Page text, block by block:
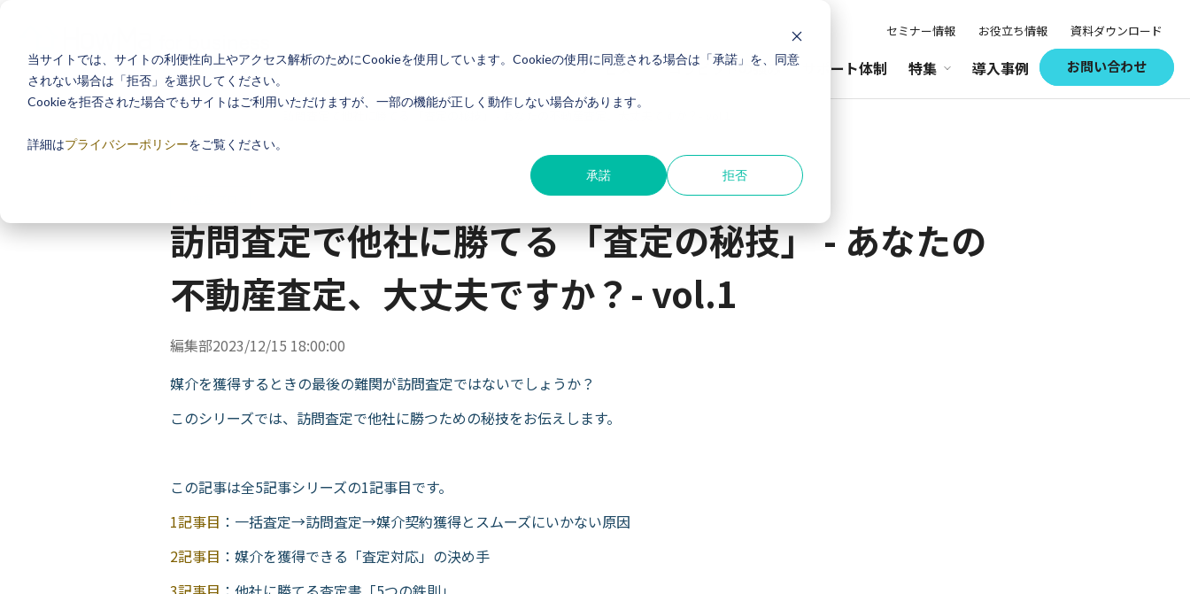
当サイトでは、サイトの利便性向上やアクセス解析のためにCookieを使用しています。Cookieの使用に同意される場合は「承諾」を、同意
されない場合は「拒否」を選択してください。
Cookieを拒否された場合でもサイトはご利用いただけますが、一部の機能が正しく動作しない場合があります。
詳細はプライバシーポリシーをご覧ください。
承諾 拒否
セミナー情報 お役立ち情報 資料ダウンロード
サービス コラビットの強み サポート体制 特集 導入事例 お問い合わせ
訪問査定で他社に勝てる 「査定の秘技」 - あなたの
不動産査定、大丈夫ですか？- vol.1
編集部2023/12/15 18:00:00
媒介を獲得するときの最後の難関が訪問査定ではないでしょうか？
このシリーズでは、訪問査定で他社に勝つための秘技をお伝えします。
この記事は全5記事シリーズの1記事目です。
1記事目 ：一括査定→訪問査定→媒介契約獲得とスムーズにいかない原因
2記事目 ：媒介を獲得できる「査定対応」の決め手